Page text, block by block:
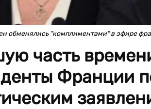
обменялись "комплиментами" в эфире
часть
Франции